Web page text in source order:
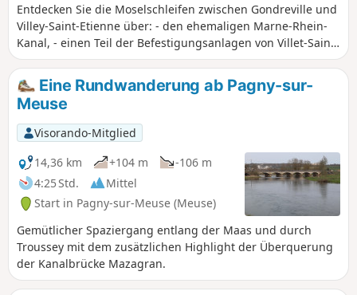
Entdecken Sie die Moselschleifen zwischen Gondreville und
Villey-Saint-Etienne über: - den ehemaligen Marne-Rhein-
Kanal, - einen Teil der Befestigungsanlagen von Villet-Saint-
Etienne: den Unterstand Nr. 1, die Batterie „Le Mordant“,
das Werk „Bas du Chêne“ und das Werk „Est du Vieux
Canton“, - einen Kalvarienberg mit einer Orientierungstafel
oberhalb von Villey-Saint-Etienne, - die Überführungen
über den Terrouin, Rückweg entlang der Mosel, am
Großschiffkanal und an der Schleuse von Fontenoy vorbei.
Eine Rundwanderung ab Pagny-sur-
Meuse
Visorando-Mitglied
14,36 km
+104 m
-106 m
4:25 Std.
Mittel
Start in Pagny-sur-Meuse (Meuse)
Gemütlicher Spaziergang entlang der Maas und durch
Troussey mit dem zusätzlichen Highlight der Überquerung
der Kanalbrücke Mazagran.